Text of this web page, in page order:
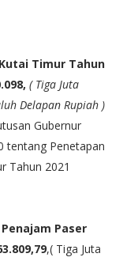
Timur Tahun
( Tiga Juta
Delapan Rupiah )
Gubernur
tentang Penetapan
Tahun 2021
Penajam Paser
,( Tiga Juta